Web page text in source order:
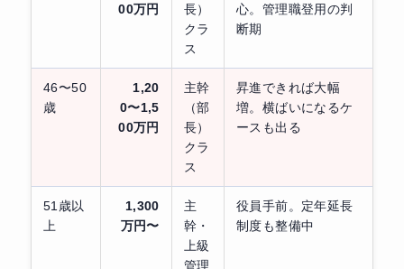
00万円
長）
クラ
ス
心。管理職登用の判
断期
46〜50
歳
1,20
0〜1,5
00万円
主幹
（部
長）
クラ
ス
昇進できれば大幅
増。横ばいになるケ
ースも出る
51歳以
上
1,300
万円〜
主
幹・
上級
管理
役員手前。定年延長
制度も整備中